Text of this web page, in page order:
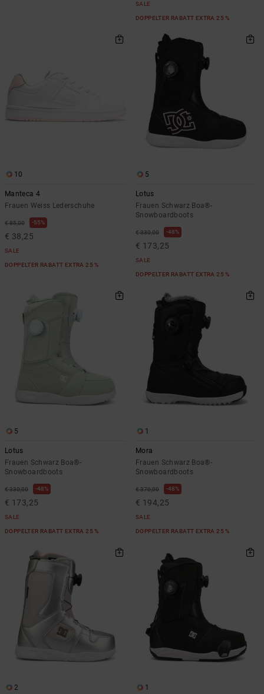
SALE
DOPPELTER RABATT EXTRA 25 %
10
Manteca 4
Frauen Weiss Lederschuhe
€ 85,00 55%
€ 38,25
SALE
DOPPELTER RABATT EXTRA 25 %
5
Lotus
Frauen Schwarz Boa®-
Snowboardboots
€ 330,00 48%
€ 173,25
SALE
DOPPELTER RABATT EXTRA 25 %
5
Lotus
Frauen Schwarz Boa®-
Snowboardboots
€ 330,00 48%
€ 173,25
SALE
DOPPELTER RABATT EXTRA 25 %
1
Mora
Frauen Schwarz Boa®-
Snowboardboots
€ 370,00 48%
€ 194,25
SALE
DOPPELTER RABATT EXTRA 25 %
2 1